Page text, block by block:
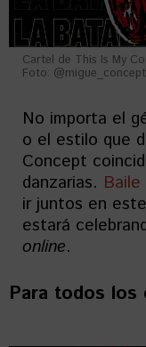
Cartel de This Is My
Foto: @migue_concept
No importa el
o el estilo que
Concept
danzarias. Baile
ir juntos en
estará
online.
Para todos los